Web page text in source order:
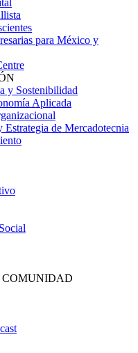
para México y
y Sostenibilidad
Aplicada
de Mercadotecnia
COMUNIDAD